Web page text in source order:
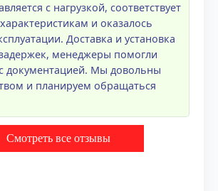
с нагрузкой, соответствует
и оказалось
Доставка и установка
менеджеры помогли
документацией. Мы довольны
и планируем обращаться
Смотреть все отзывы